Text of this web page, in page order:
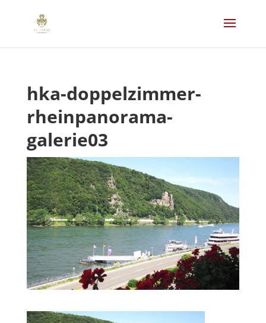
hka-doppelzimmer-
rheinpanorama-
galerie03